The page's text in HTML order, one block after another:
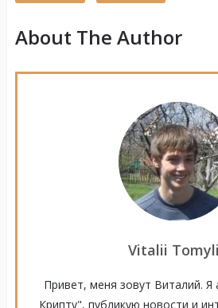
About The Author
Vitalii
Привет, меня зовут Виталий.
Крипту", публикую новости и